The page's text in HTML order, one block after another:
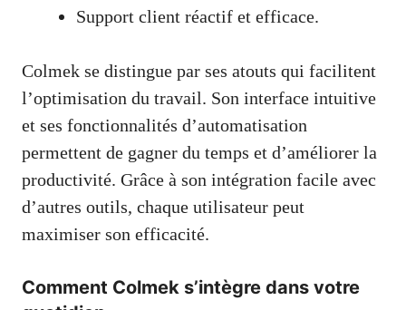
Support client réactif et efficace.
Colmek se distingue par ses atouts qui facilitent
l’optimisation du travail. Son interface intuitive
et ses fonctionnalités d’automatisation
permettent de gagner du temps et d’améliorer la
productivité. Grâce à son intégration facile avec
d’autres outils, chaque utilisateur peut
maximiser son efficacité.
Comment Colmek s’intègre dans votre